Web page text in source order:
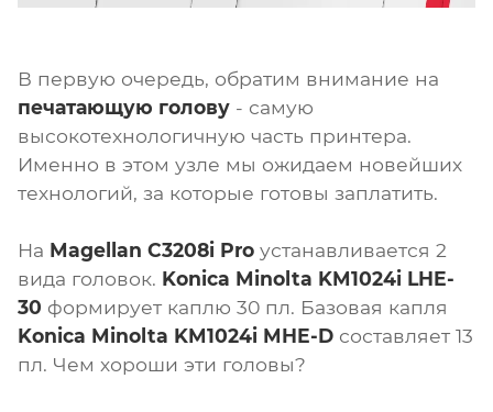
В первую очередь, обратим внимание на
печатающую голову - самую
высокотехнологичную часть принтера.
Именно в этом узле мы ожидаем новейших
технологий, за которые готовы заплатить.
На Magellan C3208i Pro устанавливается 2
вида головок. Konica Minolta KM1024i LHE-
30 формирует каплю 30 пл. Базовая капля
Konica Minolta KM1024i MHE-D составляет 13
пл. Чем хороши эти головы?